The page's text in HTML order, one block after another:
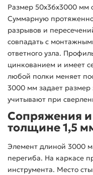
Размер 50x36x3000 мм
Суммарную
разрывов и
совпадать с
ответного узла.
цинкованием и имеет
любой полки меняет
3000 мм задает размер
учитывают при
Сопряжения
толщине 1,5
Элемент длиной 3000
перегиба. На каркасе
инструмента. Место